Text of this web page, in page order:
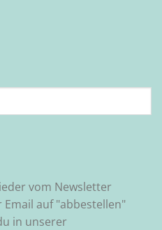
vom Newsletter
auf "abbestellen"
in unserer